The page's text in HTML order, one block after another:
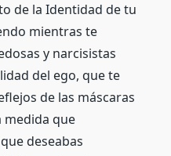
de la Identidad de tu
mientras te
y narcisistas
del ego, que te
de las máscaras
medida que
deseabas